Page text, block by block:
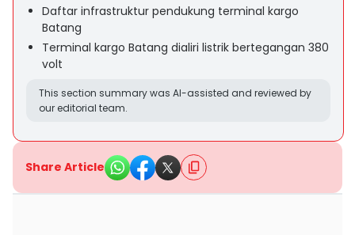
Daftar infrastruktur pendukung terminal kargo
Batang
Terminal kargo Batang dialiri listrik bertegangan 380
volt
This section summary was AI-assisted and reviewed by
our editorial team.
Share Article